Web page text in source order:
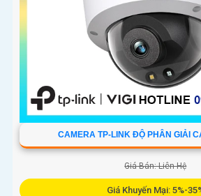
CAMERA TP-LINK ĐỘ PHÂN GIẢI
Giá Bán: Liên Hệ
Giá Khuyến Mại: 5%-